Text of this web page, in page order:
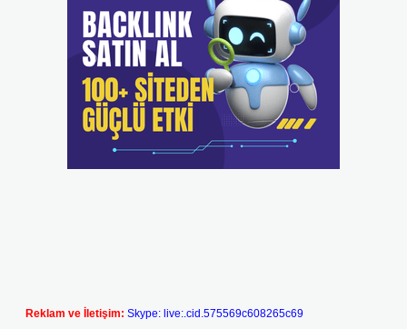
Reklam ve İletişim: Skype: live:.cid.575569c608265c69